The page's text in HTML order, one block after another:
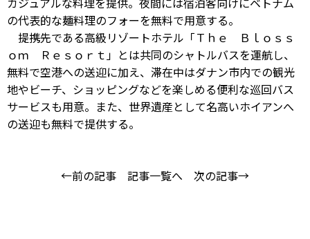
の代表的な麺料理のフォーを無料で用意する。
提携先である高級リゾートホテル「Ｔｈｅ Ｂｌｏｓｓ
ｏｍ Ｒｅｓｏｒｔ」とは共同のシャトルバスを運航し、
無料で空港への送迎に加え、滞在中はダナン市内での観光
地やビーチ、ショッピングなどを楽しめる便利な巡回バス
サービスも用意。また、世界遺産として名高いホイアンへ
の送迎も無料で提供する。
←前の記事 記事一覧へ 次の記事→